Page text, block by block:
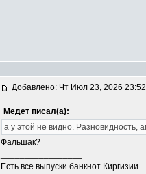
Добавлено: Чт Июл 23, 2026
Медет писал(а):
а у этой не видно. Разновидность,
Фальшак?
Есть все выпуски банкнот Киргизии